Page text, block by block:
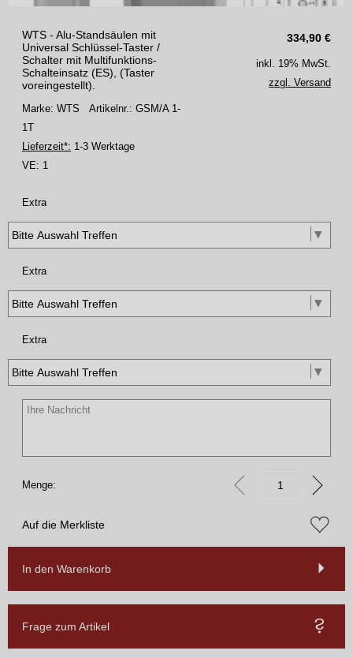
334,90 €
WTS - Alu-Standsäulen mit
Universal Schlüssel-Taster /
Schalter mit Multifunktions-
Schalteinsatz (ES), (Taster
voreingestellt).
Marke: WTS Artikelnr.: GSM/A 1-
1T
Lieferzeit*: 1-3 Werktage
VE: 1
inkl. 19% MwSt.
zzgl. Versand
Extra
Extra
Extra
Menge:
Auf die Merkliste
In den Warenkorb
Frage zum Artikel